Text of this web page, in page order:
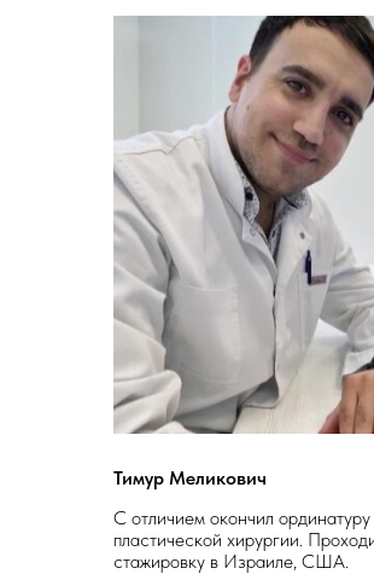
Тимур Меликович
С отличием окончил ординатуру
пластической хирургии.
стажировку в Израиле, США.